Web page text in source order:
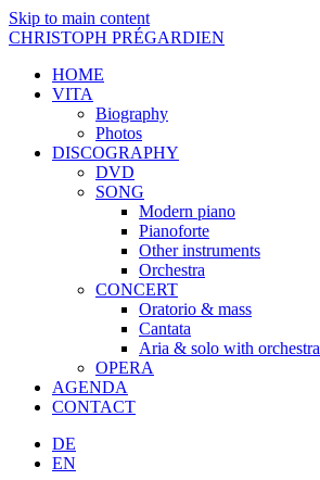
Skip to main content
CHRISTOPH PRÉGARDIEN
HOME
VITA
Biography
Photos
DISCOGRAPHY
DVD
SONG
Modern piano
Pianoforte
Other instruments
Orchestra
CONCERT
Oratorio & mass
Cantata
Aria & solo with orchestra
OPERA
AGENDA
CONTACT
DE
EN